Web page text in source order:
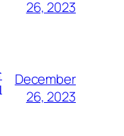
26, 2023
December
26, 2023